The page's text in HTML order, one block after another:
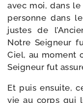
avec moi, dans le
per­sonne dans
justes de
Notre Seigneur
Ciel, au moment
Seigneur fut
Et puis ensuite,
vie au corps qui